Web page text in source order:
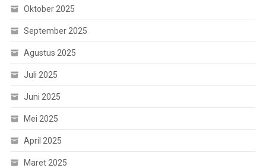
Oktober 2025
September 2025
Agustus 2025
Juli 2025
Juni 2025
Mei 2025
April 2025
Maret 2025